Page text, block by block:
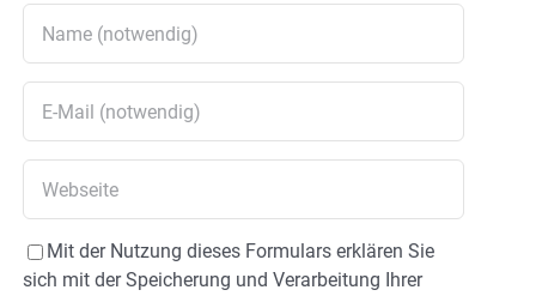
Mit der Nutzung dieses Formulars erklären Sie
sich mit der Speicherung und Verarbeitung Ihrer